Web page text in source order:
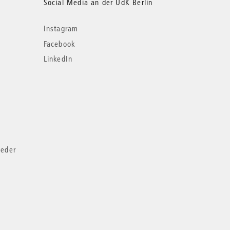
Social Media an der UdK Berlin
Instagram
Facebook
LinkedIn